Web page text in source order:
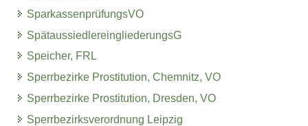
SparkassenprüfungsVO
SpätaussiedlereingliederungsG
Speicher, FRL
Sperrbezirke Prostitution, Chemnitz, VO
Sperrbezirke Prostitution, Dresden, VO
Sperrbezirksverordnung Leipzig